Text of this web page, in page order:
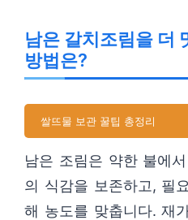
남은 갈치조림을 더
방법은?
쌀뜨물 보관 꿀팁 총정리
남은 조림은 약한 불에
의 식감을 보존하고, 필
해 농도를 맞춥니다. 재